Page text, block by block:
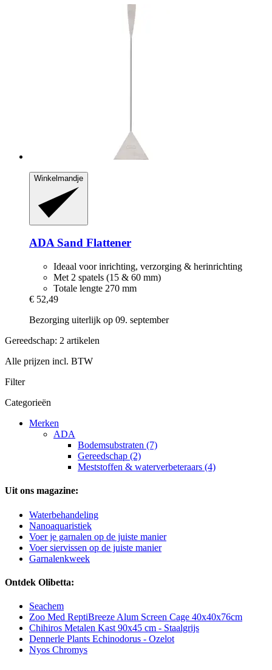
Winkelmandje
ADASand Flattener
Ideaal voor inrichting, verzorging & herinrichting
Met 2 spatels (15 & 60 mm)
Totale lengte 270 mm
€ 52,49
Bezorging uiterlijk op 09. september
Gereedschap: 2 artikelen
Alle prijzen incl. BTW
Filter
Categorieën
Merken
ADA
Bodemsubstraten (7)
Gereedschap (2)
Meststoffen & waterverbeteraars (4)
Uit ons magazine:
Waterbehandeling
Nanoaquaristiek
Voer je garnalen op de juiste manier
Voer siervissen op de juiste manier
Garnalenkweek
Ontdek Olibetta:
Seachem
Zoo Med ReptiBreeze Alum Screen Cage 40x40x76cm
Chihiros Metalen Kast 90x45 cm - Staalgrijs
Dennerle Plants Echinodorus - Ozelot
Nyos Chromys